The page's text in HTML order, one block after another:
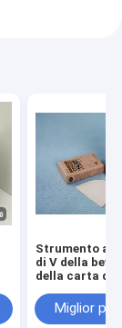
Strumento a
di V della
della carta
dell'orecchio
sigillabile
Miglior